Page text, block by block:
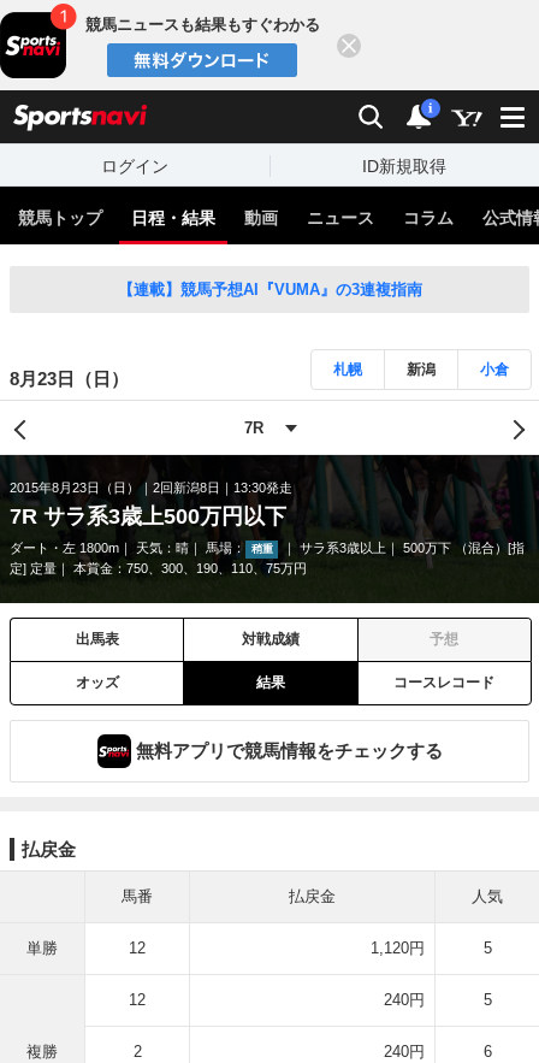
競馬ニュースも結果もすぐわかる
検索 通知
i
ログイン ID新規取得
競馬トップ 日程・結果 動画 ニュース コラム 公式情
【連載】競馬予想AI『VUMA』の3連複指南
8月23日（日） 札幌 新潟 小倉
2015年8月23日（日） 2回新潟8日 13:30発走
7R サラ系3歳上500万円以下
ダート・左 1800m 天気： 晴 馬場： 稍重 サラ系3歳以上
500万下 （混合）[指
定] 定量
本賞金：750、300、190、110、75万円
出馬表 対戦成績 予想
オッズ 結果 コースレコード
無料アプリで競馬情報をチェックする
払戻金
馬番 払戻金 人気
単勝 12 1,120円 5
複勝
12 240円 5
2 240円 6